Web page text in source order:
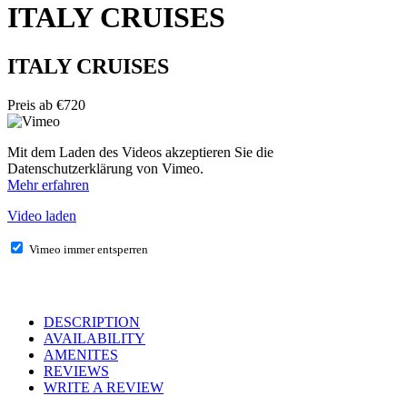
ITALY CRUISES
ITALY CRUISES
Preis ab €720
Mit dem Laden des Videos akzeptieren Sie die
Datenschutzerklärung von Vimeo.
Mehr erfahren
Video laden
Vimeo immer entsperren
DESCRIPTION
AVAILABILITY
AMENITES
REVIEWS
WRITE A REVIEW